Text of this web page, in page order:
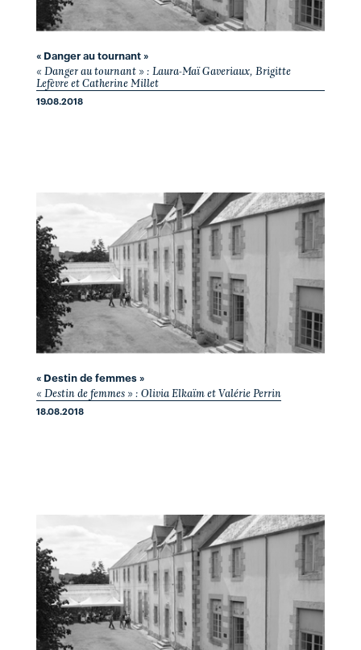
« Danger au tournant »
« Danger au tournant » : Laura-Maï Gaveriaux, Brigitte
Lefèvre et Catherine Millet
19.08.2018
« Destin de femmes »
« Destin de femmes » : Olivia Elkaïm et Valérie Perrin
18.08.2018